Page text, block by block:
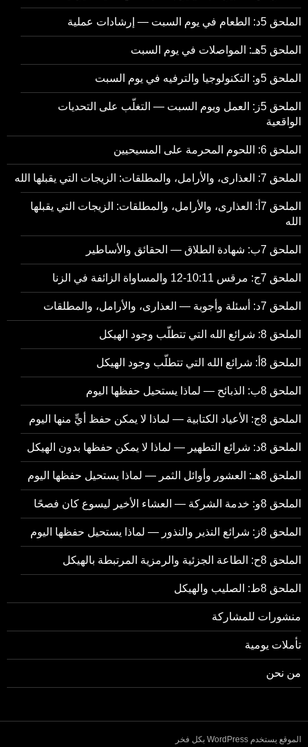
الملحق 5د: الطعام في يوم السبت — إرشادات عملية
الملحق 5هـ: المواصلات في يوم السبت
الملحق 5و: التكنولوجيا والترفيه في يوم السبت
الملحق 5ز: العمل ويوم السبت — التغلّب على التحديات
الواقعية
الملحق 6: اللحوم المحرمة على المسيحيين
الملحق 7: العذارى، والأرامل، والمطلقات: الزيجات التي يقبلها الله
الملحق 7أ: العذارى، والأرامل، والمطلقات: الزيجات التي يقبلها
الله
الملحق 7ب: شهادة الطلاق — الحقائق والأساطير
الملحق 7ج: مرقس 10:11-12 والمساواة الزائفة في الزنا
الملحق 7د: أسئلة وأجوبة — العذارى، والأرامل، والمطلقات
الملحق 8: شرائع الله التي تتطلّب وجود الهيكل
الملحق 8أ: شرائع الله التي تتطلّب وجود الهيكل
الملحق 8ب: الذبائح — لماذا يستحيل حفظها اليوم
الملحق 8ج: الأعياد الكتابية — لماذا لا يمكن حفظ أيٍّ منها اليوم
الملحق 8د: شرائع التطهير — لماذا لا يمكن حفظها بدون الهيكل
الملحق 8هـ: العشور وأوائل الثمر — لماذا يستحيل حفظها اليوم
الملحق 8و: خدمة الشركة — العشاء الأخير ليسوع كان فصحًا
الملحق 8ز: شرائع النذير والنذور — لماذا يستحيل حفظها اليوم
الملحق 8ح: الطاعة الجزئية والرمزية المرتبطة بالهيكل
الملحق 8ط: الصليب والهيكل
منشورات للمشاركة
تأملات يومية
من نحن
الموقع يستخدم WordPress بكل فخر